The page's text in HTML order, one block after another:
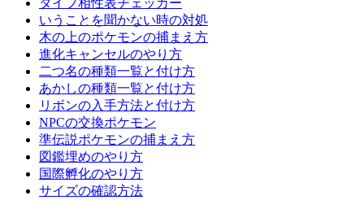
タイプ相性表チェッカー
いうことを聞かない時の対処
木の上のポケモンの捕まえ方
進化キャンセルのやり方
二つ名の種類一覧と付け方
あかしの種類一覧と付け方
リボンの入手方法と付け方
NPCの交換ポケモン
準伝説ポケモンの捕まえ方
図鑑埋めのやり方
国際孵化のやり方
サイズの確認方法